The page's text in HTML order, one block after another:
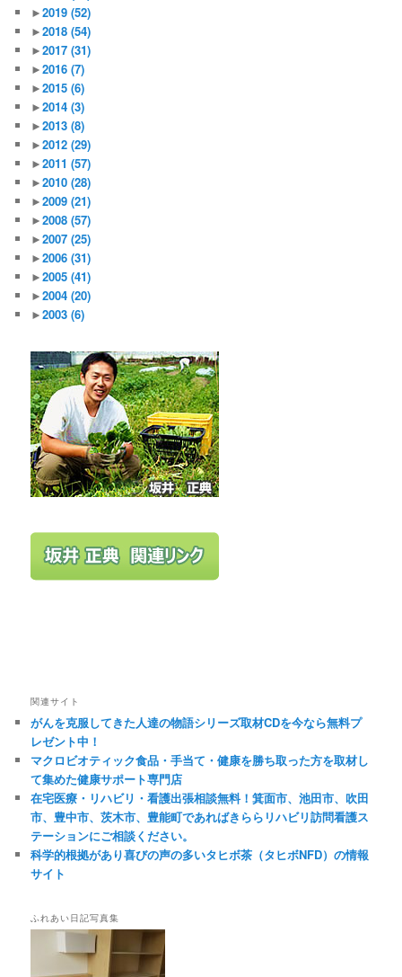
►2019(52)
►2018(54)
►2017(31)
►2016(7)
►2015(6)
►2014(3)
►2013(8)
►2012(29)
►2011(57)
►2010(28)
►2009(21)
►2008(57)
►2007(25)
►2006(31)
►2005(41)
►2004(20)
►2003(6)
関連サイト
がんを克服してきた人達の物語シリーズ取材CDを今なら無料プ
レゼント中！
マクロビオティック食品・手当て・健康を勝ち取った方を取材し
て集めた健康サポート専門店
在宅医療・リハビリ・看護出張相談無料！箕面市、池田市、吹田
市、豊中市、茨木市、豊能町であればきららリハビリ訪問看護ス
テーションにご相談ください。
科学的根拠があり喜びの声の多いタヒボ茶（タヒボNFD）の情報
サイト
ふれあい日記写真集